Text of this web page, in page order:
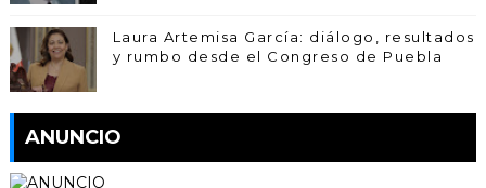
Laura Artemisa García: diálogo, resultados
y rumbo desde el Congreso de Puebla
ANUNCIO